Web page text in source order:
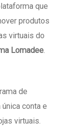
que
produtos
virtuais do
Lomadee
de
conta e
virtuais.